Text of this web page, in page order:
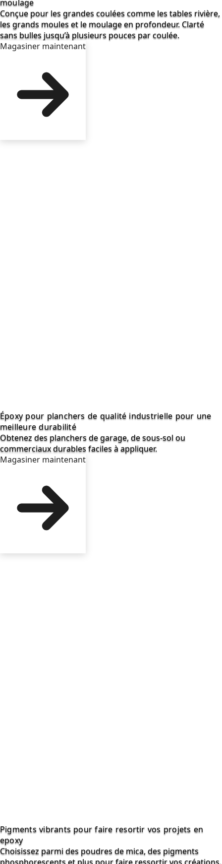
moulage
Conçue pour les grandes coulées comme les tables rivière,
les grands moules et le moulage en profondeur. Clarté
sans bulles jusqu’à plusieurs pouces par coulée.
Magasiner maintenant
Époxy pour planchers de qualité industrielle pour une
meilleure durabilité
Obtenez des planchers de garage, de sous-sol ou
commerciaux durables faciles à appliquer.
Magasiner maintenant
Pigments vibrants pour faire resortir vos projets en
epoxy
Choisissez parmi des poudres de mica, des pigments